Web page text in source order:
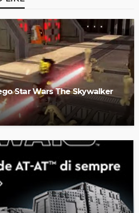
Star Wars The Skywalker